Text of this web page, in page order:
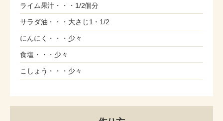
ライム果汁・・・1/2個分
サラダ油・・・大さじ1・1/2
にんにく・・・少々
食塩・・・少々
こしょう・・・少々